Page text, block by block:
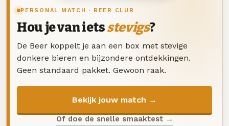
PERSONAL MATCH · BEER CLUB
Hou je van ietsstevigs?
De Beer koppelt je aan een box met stevige
donkere bieren en bijzondere ontdekkingen.
Geen standaard pakket. Gewoon raak.
Bekijk jouw match →
Of doe de snelle smaaktest →